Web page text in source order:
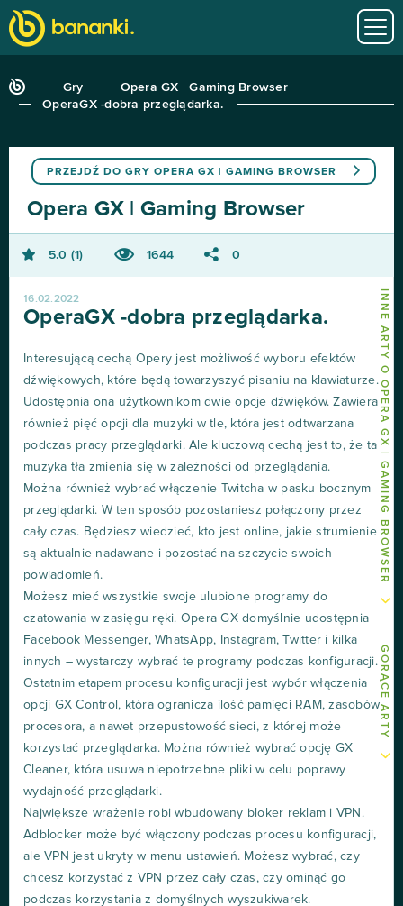
Gry
Opera GX | Gaming Browser
OperaGX -dobra przeglądarka.
INNE ARTY O OPERA GX | GAMING BROWSER
GORĄCE ARTY
PRZEJDŹ DO GRY OPERA GX | GAMING BROWSER
Opera GX | Gaming Browser
5.0 1 1644 0
16.02.2022
OperaGX -dobra przeglądarka.
Interesującą cechą Opery jest możliwość wyboru efektów
dźwiękowych, które będą towarzyszyć pisaniu na klawiaturze.
Udostępnia ona użytkownikom dwie opcje dźwięków. Zawiera
również pięć opcji dla muzyki w tle, która jest odtwarzana
podczas pracy przeglądarki. Ale kluczową cechą jest to, że ta
muzyka tła zmienia się w zależności od przeglądania.
Można również wybrać włączenie Twitcha w pasku bocznym
przeglądarki. W ten sposób pozostaniesz połączony przez
cały czas. Będziesz wiedzieć, kto jest online, jakie strumienie
są aktualnie nadawane i pozostać na szczycie swoich
powiadomień.
Możesz mieć wszystkie swoje ulubione programy do
czatowania w zasięgu ręki. Opera GX domyślnie udostępnia
Facebook Messenger, WhatsApp, Instagram, Twitter i kilka
innych – wystarczy wybrać te programy podczas konfiguracji.
Ostatnim etapem procesu konfiguracji jest wybór włączenia
opcji GX Control, która ogranicza ilość pamięci RAM, zasobów
procesora, a nawet przepustowość sieci, z której może
korzystać przeglądarka. Można również wybrać opcję GX
Cleaner, która usuwa niepotrzebne pliki w celu poprawy
wydajność przeglądarki.
Największe wrażenie robi wbudowany bloker reklam i VPN.
Adblocker może być włączony podczas procesu konfiguracji,
ale VPN jest ukryty w menu ustawień. Możesz wybrać, czy
chcesz korzystać z VPN przez cały czas, czy ominąć go
podczas korzystania z domyślnych wyszukiwarek.